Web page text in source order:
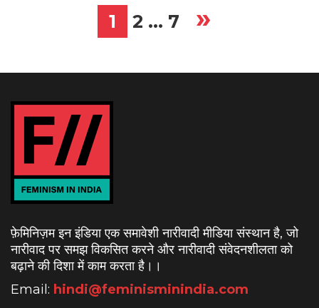
pagination
1 2 … 7 »
फ़ेमिनिज़म इन इंडिया एक समावेशी नारीवादी मीडिया संस्थान है, जो
नारीवाद पर समझ विकसित करने और नारीवादी संवेदनशीलता को
बढ़ाने की दिशा में काम करता है। ।
Email: hindi@feminisminindia.com